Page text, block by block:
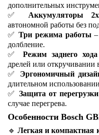
дополнительных
✅ Аккумуляторы
автономной работы без
✅ Три режима работы
долбление.
✅ Режим заднего хода
дрелей или откручивании
✅ Эргономичный
длительном
✅ Защита от перегрузки
случае перегрева.
Особенности Bosch
🔹Легкая и компактная